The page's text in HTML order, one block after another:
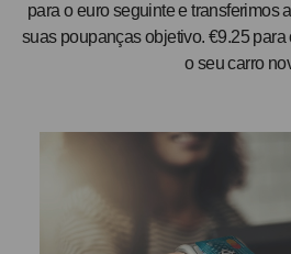
para o euro seguinte e transferimos
suas poupanças objetivo. €9.25
o seu carro